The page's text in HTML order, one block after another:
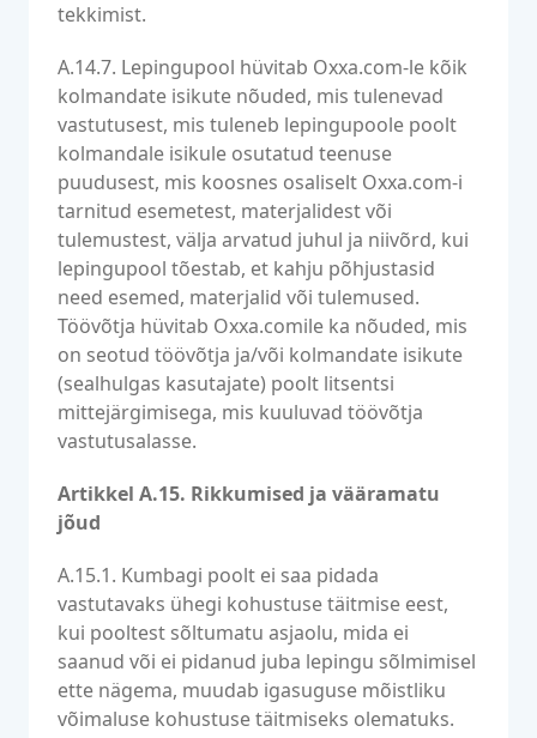
tekkimist.
A.14.7. Lepingupool hüvitab Oxxa.com-le kõik
kolmandate isikute nõuded, mis tulenevad
vastutusest, mis tuleneb lepingupoole poolt
kolmandale isikule osutatud teenuse
puudusest, mis koosnes osaliselt Oxxa.com-i
tarnitud esemetest, materjalidest või
tulemustest, välja arvatud juhul ja niivõrd, kui
lepingupool tõestab, et kahju põhjustasid
need esemed, materjalid või tulemused.
Töövõtja hüvitab Oxxa.comile ka nõuded, mis
on seotud töövõtja ja/või kolmandate isikute
(sealhulgas kasutajate) poolt litsentsi
mittejärgimisega, mis kuuluvad töövõtja
vastutusalasse.
Artikkel A.15. Rikkumised ja vääramatu
jõud
A.15.1. Kumbagi poolt ei saa pidada
vastutavaks ühegi kohustuse täitmise eest,
kui pooltest sõltumatu asjaolu, mida ei
saanud või ei pidanud juba lepingu sõlmimisel
ette nägema, muudab igasuguse mõistliku
võimaluse kohustuse täitmiseks olematuks.